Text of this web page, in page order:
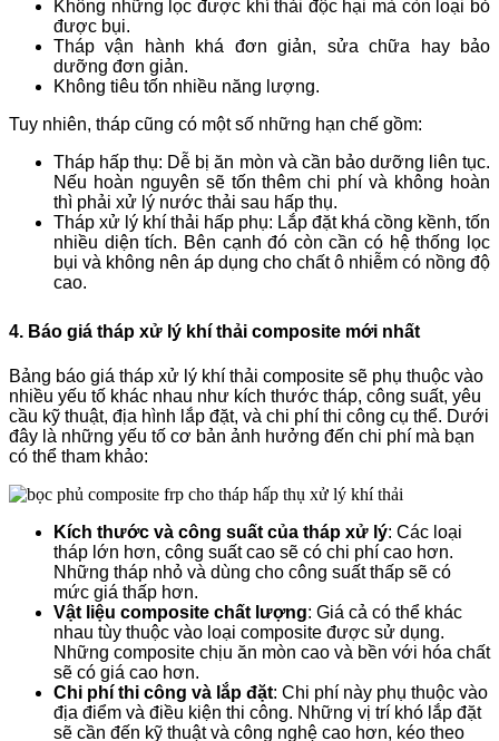
Không những lọc được khí thải độc hại mà còn loại bỏ
được bụi.
Tháp vận hành khá đơn giản, sửa chữa hay bảo
dưỡng đơn giản.
Không tiêu tốn nhiều năng lượng.
Tuy nhiên, tháp cũng có một số những hạn chế gồm:
Tháp hấp thụ: Dễ bị ăn mòn và cần bảo dưỡng liên tục.
Nếu hoàn nguyên sẽ tốn thêm chi phí và không hoàn
thì phải xử lý nước thải sau hấp thụ.
Tháp xử lý khí thải hấp phụ: Lắp đặt khá cồng kềnh, tốn
nhiều diện tích. Bên cạnh đó còn cần có hệ thống lọc
bụi và không nên áp dụng cho chất ô nhiễm có nồng độ
cao.
4. Báo giá tháp xử lý khí thải composite mới nhất
Bảng báo giá tháp xử lý khí thải composite sẽ phụ thuộc vào
nhiều yếu tố khác nhau như kích thước tháp, công suất, yêu
cầu kỹ thuật, địa hình lắp đặt, và chi phí thi công cụ thể. Dưới
đây là những yếu tố cơ bản ảnh hưởng đến chi phí mà bạn
có thể tham khảo:
Kích thước và công suất của tháp xử lý: Các loại
tháp lớn hơn, công suất cao sẽ có chi phí cao hơn.
Những tháp nhỏ và dùng cho công suất thấp sẽ có
mức giá thấp hơn.
Vật liệu composite chất lượng: Giá cả có thể khác
nhau tùy thuộc vào loại composite được sử dụng.
Những composite chịu ăn mòn cao và bền với hóa chất
sẽ có giá cao hơn.
Chi phí thi công và lắp đặt: Chi phí này phụ thuộc vào
địa điểm và điều kiện thi công. Những vị trí khó lắp đặt
sẽ cần đến kỹ thuật và công nghệ cao hơn, kéo theo